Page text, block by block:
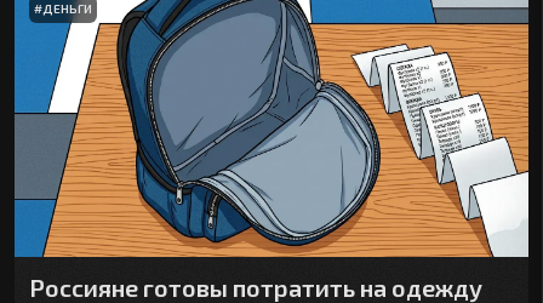
#ДЕНЬГИ
Россияне готовы потратить на одежду